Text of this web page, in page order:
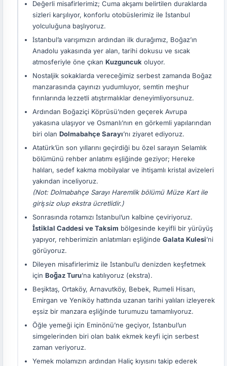
Değerli misafirlerimiz; Cuma akşamı belirtilen duraklarda
sizleri karşılıyor, konforlu otobüslerimiz ile İstanbul
yolculuğuna başlıyoruz.
İstanbul’a varışımızın ardından ilk durağımız, Boğaz’ın
Anadolu yakasında yer alan, tarihi dokusu ve sıcak
atmosferiyle öne çıkan Kuzguncuk oluyor.
Nostaljik sokaklarda vereceğimiz serbest zamanda Boğaz
manzarasında çayınızı yudumluyor, semtin meşhur
fırınlarında lezzetli atıştırmalıklar deneyimliyorsunuz.
Ardından Boğaziçi Köprüsü’nden geçerek Avrupa
yakasına ulaşıyor ve Osmanlı’nın en görkemli yapılarından
biri olan Dolmabahçe Sarayı’nı ziyaret ediyoruz.
Atatürk’ün son yıllarını geçirdiği bu özel sarayın Selamlık
bölümünü rehber anlatımı eşliğinde geziyor; Hereke
halıları, sedef kakma mobilyalar ve ihtişamlı kristal avizeleri
yakından inceliyoruz.
(Not: Dolmabahçe Sarayı Haremlik bölümü Müze Kart ile
girişsiz olup ekstra ücretlidir.)
Sonrasında rotamızı İstanbul’un kalbine çeviriyoruz.
İstiklal Caddesi ve Taksim bölgesinde keyifli bir yürüyüş
yapıyor, rehberimizin anlatımları eşliğinde Galata Kulesi’ni
görüyoruz.
Dileyen misafirlerimiz ile İstanbul’u denizden keşfetmek
için Boğaz Turu’na katılıyoruz (ekstra).
Beşiktaş, Ortaköy, Arnavutköy, Bebek, Rumeli Hisarı,
Emirgan ve Yeniköy hattında uzanan tarihi yalıları izleyerek
eşsiz bir manzara eşliğinde turumuzu tamamlıyoruz.
Öğle yemeği için Eminönü’ne geçiyor, İstanbul’un
simgelerinden biri olan balık ekmek keyfi için serbest
zaman veriyoruz.
Yemek molamızın ardından Haliç kıyısını takip ederek